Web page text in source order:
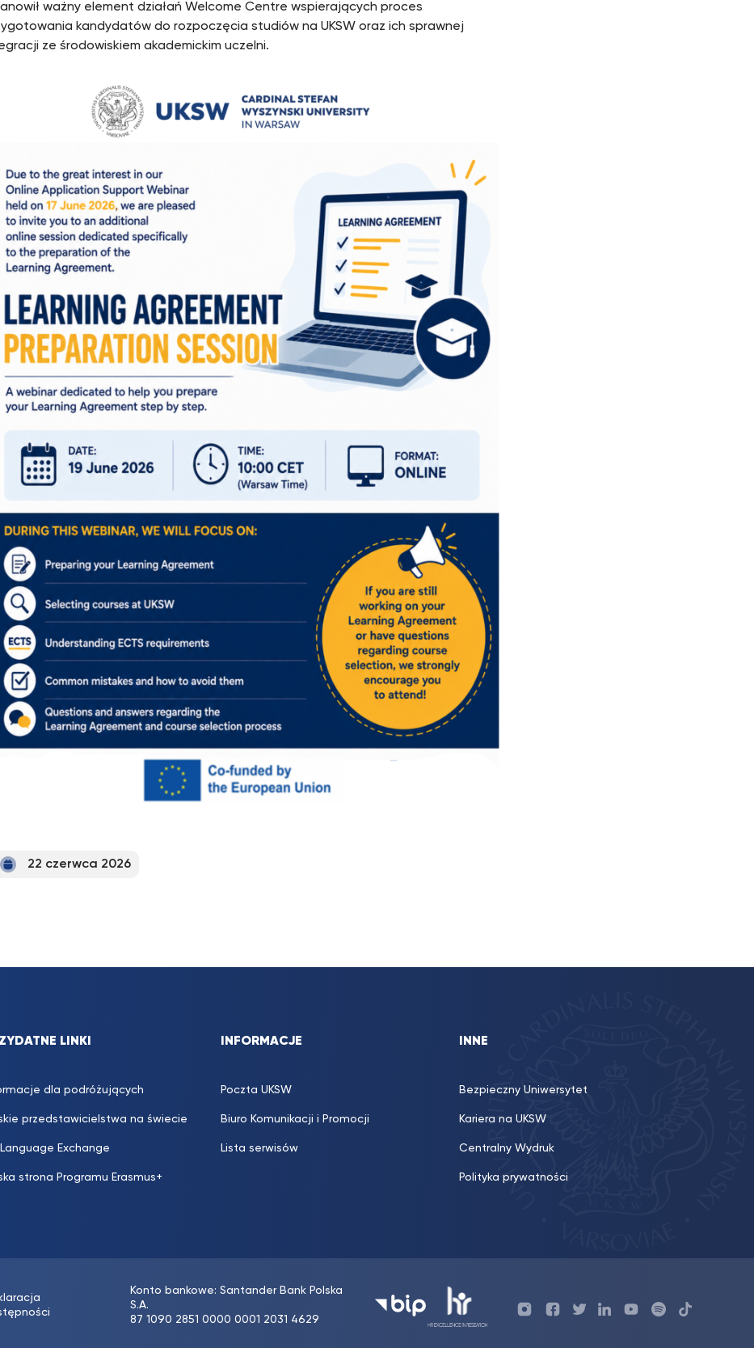
ważny element działań Welcome Centre wspierających proces
kandydatów do rozpoczęcia studiów na UKSW oraz ich sprawnej
ze środowiskiem akademickim uczelni.
22 czerwca 2026
LINKI
dla podróżujących
przedstawicielstwa na świecie
Language Exchange
strona Programu Erasmus+
INFORMACJE
Poczta UKSW
Biuro Komunikacji i Promocji
Lista serwisów
INNE
Bezpieczny Uniwersytet
Kariera na UKSW
Centralny Wydruk
Polityka prywatności
Konto bankowe: Santander Bank Polska
S.A.
87 1090 2851 0000 0001 2031 4629
Profil ProfilProfilProfil UKSWProfilUKSW